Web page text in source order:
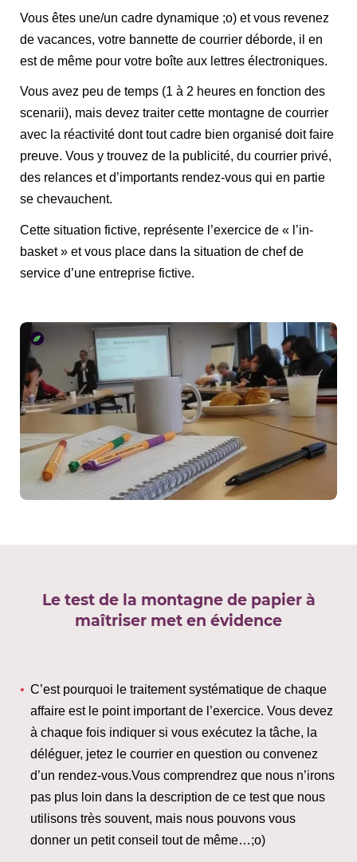
Vous êtes une/un cadre dynamique ;o) et vous revenez
de vacances, votre bannette de courrier déborde, il en
est de même pour votre boîte aux lettres électroniques.
Vous avez peu de temps (1 à 2 heures en fonction des
scenarii), mais devez traiter cette montagne de courrier
avec la réactivité dont tout cadre bien organisé doit faire
preuve. Vous y trouvez de la publicité, du courrier privé,
des relances et d’importants rendez-vous qui en partie
se chevauchent.
Cette situation fictive, représente l’exercice de « l’in-
basket » et vous place dans la situation de chef de
service d’une entreprise fictive.
Le test de la montagne de papier à
maîtriser met en évidence
C’est pourquoi le traitement systématique de chaque
affaire est le point important de l’exercice. Vous devez
à chaque fois indiquer si vous exécutez la tâche, la
déléguer, jetez le courrier en question ou convenez
d’un rendez-vous.Vous comprendrez que nous n’irons
pas plus loin dans la description de ce test que nous
utilisons très souvent, mais nous pouvons vous
donner un petit conseil tout de même…;o)